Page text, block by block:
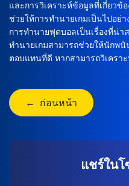
และการวิเคราะห์ข้อมูลที่เกี่ยว
ช่วยให้การทำนายเกมเป็นไปอย่า
การทำนายฟุตบอลเป็นเรื่องที่น่
ทำนายเกมสามารถช่วยให้นักพ
ตอบแทนที่ดี หากสามารถวิเครา
← ก่อนหน้า
แชร์ในโ